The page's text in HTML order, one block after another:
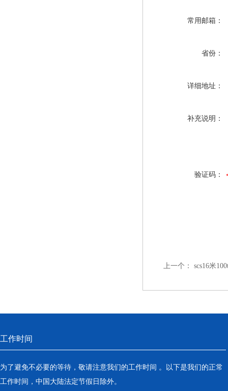
常用邮箱：
省份：
详细地址：
补充说明：
验证码：
上一个： scs16米
工作时间
为了避免不必要的等待，敬请注意我们的工作时间 。以下是我们的正常
工作时间，中国大陆法定节假日除外。